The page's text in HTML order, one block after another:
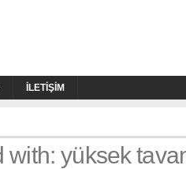
İLETIŞIM
with: yüksek